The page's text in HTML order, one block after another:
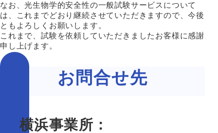
なお、光生物学的安全性の一般試験サービスについて
は、これまでどおり継続させていただきますので、今後
ともよろしくお願いします。
これまで、試験を依頼していただきましたお客様に感謝
申し上げます。
お問合せ先
横浜事業所：